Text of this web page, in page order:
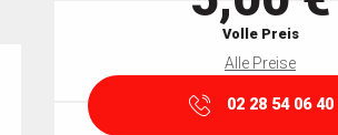
Volle Preis
Alle Preise
02 28 54 06 40